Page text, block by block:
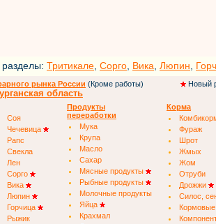
Тритикале Сорго Вика Люпин
рынка России (Кроме работы)
Новый
область
Соя
Чечевица
Рапс
Свекла
Лен
Сорго
Вика
Люпин
Горчица
Рыжик
Продукты
переработки
Мука
Крупа
Масло
Сахар
Мясные продукты
Рыбные продукты
Молочные продукты
Яйца
Крахмал
Корма
Фураж
Шрот
Жмых
Жом
Отруби
Дрожжи
Силос,